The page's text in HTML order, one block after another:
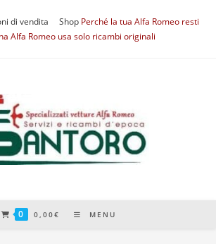
di vendita Shop Perché la tua Alfa Romeo resti
Alfa Romeo usa solo ricambi originali
0 0,00€ MENU